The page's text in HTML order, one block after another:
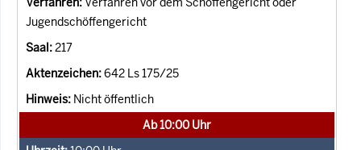
Jugendschöffengericht
217
642 Ls 175/25
Nicht öffentlich
Ab 10:00 Uhr